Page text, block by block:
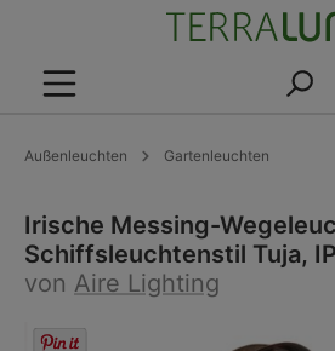
Außenleuchten Gartenleuchten
Irische Messing-
Schiffsleuchtenstil Tuja,
von Aire Lighting
Bildergalerie überspringen